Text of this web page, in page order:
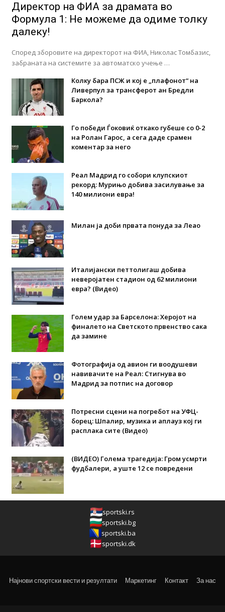
Директор на ФИА за драмата во
Формула 1: Не можеме да одиме толку
далеку!
Според зборовите на директорот на ФИА, Николас Томбазис,
забраната на системите за автоматско учење …
Колку бара ПСЖ и кој е „плафонот“ на
Ливерпул за трансферот ан Бредли
Баркола?
Го победи Ѓоковиќ откако губеше со 0-2
на Ролан Гарос, а сега даде срамен
коментар за него
Реал Мадрид го собори клупскиот
рекорд: Мурињо добива засилување за
140 милиони евра!
Милан ја доби првата понуда за Леао
Италијански петтолигаш добива
неверојатен стадион од 62 милиони
евра? (Видео)
Голем удар за Барселона: Херојот на
финалето на Светското првенство сака
да замине
Фотографија од авион ги воодушеви
навивачите на Реал: Стигнува во
Мадрид за потпис на договор
Потресни сцени на погребот на УФЦ-
борец: Шпалир, музика и аплауз кој ги
расплака сите (Видео)
(ВИДЕО) Голема трагедија: Гром усмрти
фудбалери, а уште 12 се повредени
sportski.rs
sportski.bg
sportski.ba
sportski.dk
Најнови спортски вести и резултати Маркетинг Контакт За нас